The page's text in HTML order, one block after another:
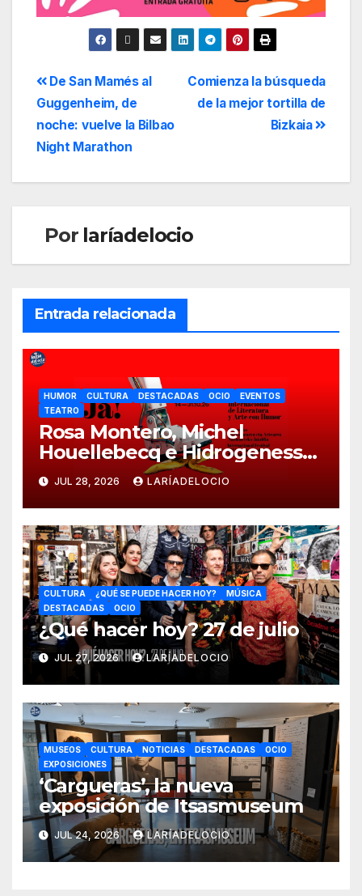
Comienza la búsqueda
de la mejor tortilla de
Bizkaia
De San Mamés al
Guggenheim, de
noche: vuelve la Bilbao
Night Marathon
Por laríadelocio
Entrada relacionada
HUMOR CULTURA DESTACADAS OCIO
EVENTOS
TEATRO
Rosa Montero, Michel
Houellebecq e Hidrogenesse
protagonizan la 17ª edición
del festival JA!
JUL 28, 2026 LARÍADELOCIO
CULTURA ¿QUÉ SE PUEDE HACER HOY?
MÚSICA
DESTACADAS
OCIO
¿Qué hacer hoy? 27 de julio
JUL 27, 2026 LARÍADELOCIO
MUSEOS CULTURA NOTICIAS DESTACADAS
OCIO
EXPOSICIONES
‘Cargueras’, la nueva
exposición de Itsasmuseum
JUL 24, 2026 LARÍADELOCIO